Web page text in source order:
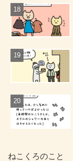
ねこくろのこと